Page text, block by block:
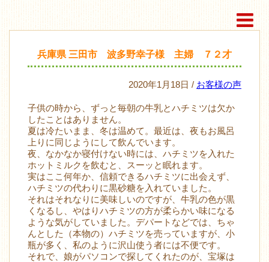
兵庫県 三田市 波多野幸子様 主婦 ７２才
2020年1月18日 / お客様の声
子供の時から、ずっと毎朝の牛乳とハチミツは欠か
したことはありません。
夏は冷たいまま、冬は温めて。最近は、夜もお風呂
上りに同じようにして飲んでいます。
夜、なかなか寝付けない時には、ハチミツを入れた
ホットミルクを飲むと、スーッと眠れます。
実はここ何年か、信頼できるハチミツに出会えず、
ハチミツの代わりに黒砂糖を入れていました。
それはそれなりに美味しいのですが、牛乳の色が黒
くなるし、やはりハチミツの方が柔らかい味になる
ような気がしていました。デパートなどでは、ちゃ
んとした（本物の）ハチミツを売っていますが、小
瓶が多く、私のように沢山使う者には不便です。
それで、娘がパソコンで探してくれたのが、宝塚は